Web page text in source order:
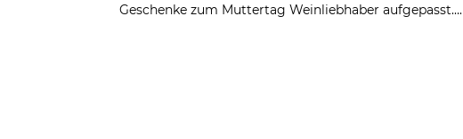
Geschenke zum Muttertag Weinliebhaber aufgepasst….